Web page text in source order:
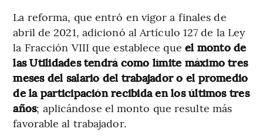
La reforma, que entró en vigor a finales de
abril de 2021, adicionó al Artículo 127 de la Ley
la Fracción VIII que establece que el monto de
las Utilidades tendrá como límite máximo tres
meses del salario del trabajador o el promedio
de la participación recibida en los últimos tres
años; aplicándose el monto que resulte más
favorable al trabajador.